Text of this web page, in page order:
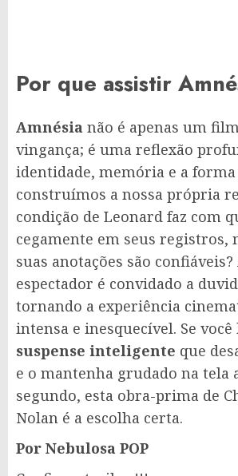
Por que assistir
Amnésia não é apenas um
vingança; é uma reflexão
identidade, memória e a
construímos a nossa própria
condição de Leonard faz com
cegamente em seus registros,
suas anotações são confiáveis?
espectador é convidado a
tornando a experiência
intensa e inesquecível. Se você
suspense inteligente que
e o mantenha grudado na tela
segundo, esta obra-prima de
Nolan é a escolha certa.
Por Nebulosa POP